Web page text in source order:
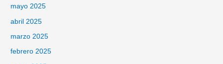
mayo 2025
abril 2025
marzo 2025
febrero 2025